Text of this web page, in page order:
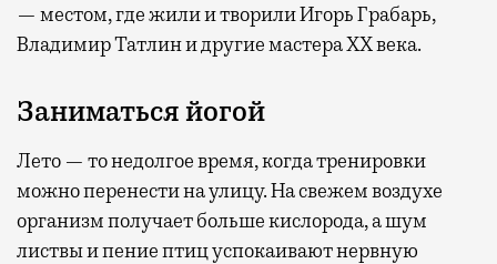
— местом, где жили и творили Игорь Грабарь,
Владимир Татлин и другие мастера XX века.
Заниматься йогой
Лето — то недолгое время, когда тренировки
можно перенести на улицу. На свежем воздухе
организм получает больше кислорода, а шум
листвы и пение птиц успокаивают нервную